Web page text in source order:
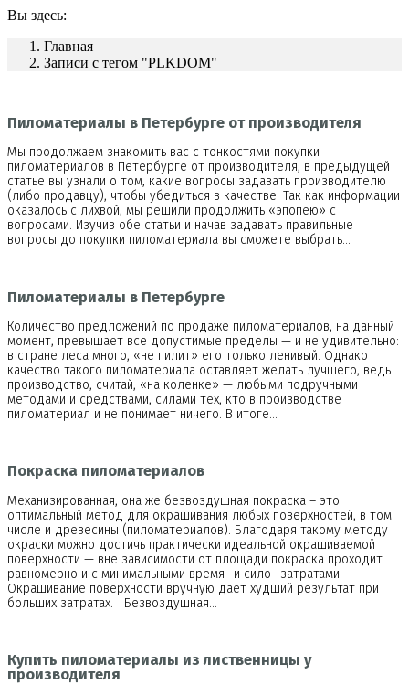
Вы здесь:
Главная
Записи с тегом "PLKDOM"
Пиломатериалы в Петербурге от производителя
Мы продолжаем знакомить вас с тонкостями покупки
пиломатериалов в Петербурге от производителя, в предыдущей
статье вы узнали о том, какие вопросы задавать производителю
(либо продавцу), чтобы убедиться в качестве. Так как информации
оказалось с лихвой, мы решили продолжить «эпопею» с
вопросами. Изучив обе статьи и начав задавать правильные
вопросы до покупки пиломатериала вы сможете выбрать…
Пиломатериалы в Петербурге
Количество предложений по продаже пиломатериалов, на данный
момент, превышает все допустимые пределы — и не удивительно:
в стране леса много, «не пилит» его только ленивый. Однако
качество такого пиломатериала оставляет желать лучшего, ведь
производство, считай, «на коленке» — любыми подручными
методами и средствами, силами тех, кто в производстве
пиломатериал и не понимает ничего. В итоге…
Покраска пиломатериалов
Механизированная, она же безвоздушная покраска – это
оптимальный метод для окрашивания любых поверхностей, в том
числе и древесины (пиломатериалов). Благодаря такому методу
окраски можно достичь практически идеальной окрашиваемой
поверхности — вне зависимости от площади покраска проходит
равномерно и с минимальными время- и сило- затратами.
Окрашивание поверхности вручную дает худший результат при
больших затратах. Безвоздушная…
Купить пиломатериалы из лиственницы у
производителя